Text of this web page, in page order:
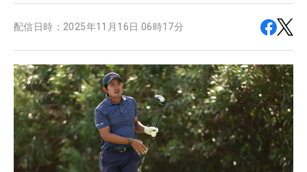
配信日時： 2025年11月16日 06時17分